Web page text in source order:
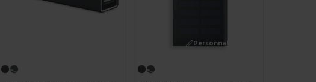
Personnalisez-le !